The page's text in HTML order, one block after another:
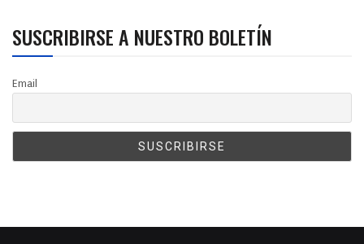
SUSCRIBIRSE A NUESTRO BOLETÍN
Email